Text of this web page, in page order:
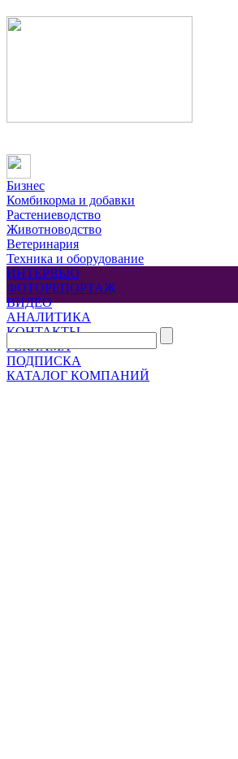
Бизнес
Комбикорма и добавки
Растениеводство
Животноводство
Ветеринария
Техника и оборудование
ИНТЕРВЬЮ
ФОТОРЕПОРТАЖ
ВИДЕО
АНАЛИТИКА
КОНТАКТЫ
РЕКЛАМА
ПОДПИСКА
КАТАЛОГ КОМПАНИЙ